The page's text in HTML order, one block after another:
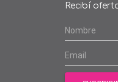
Recibí